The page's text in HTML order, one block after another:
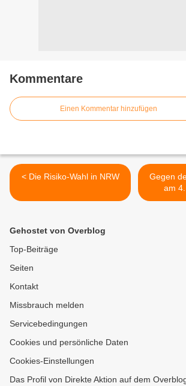
Kommentare
Einen Kommentar hinzufügen
< Die Risiko-Wahl in NRW
Gegen
am
Gehostet von Overblog
Top-Beiträge
Seiten
Kontakt
Missbrauch melden
Servicebedingungen
Cookies und persönliche Daten
Cookies-Einstellungen
Das Profil von Direkte Aktion auf dem